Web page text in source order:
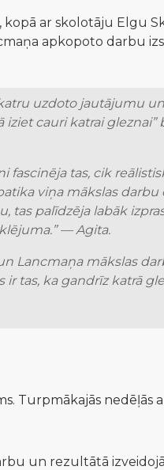
kopā ar skolotāju Elgu
apkopoto darbu
uzdoto jautājumu
cauri katrai gleznai”
viņa mākslas darbu
tas palīdzēja labāk
— Agita.
Lancmaņa mākslas
tas, ka gandrīz katrā
Turpmākajās nedēļās
un rezultātā